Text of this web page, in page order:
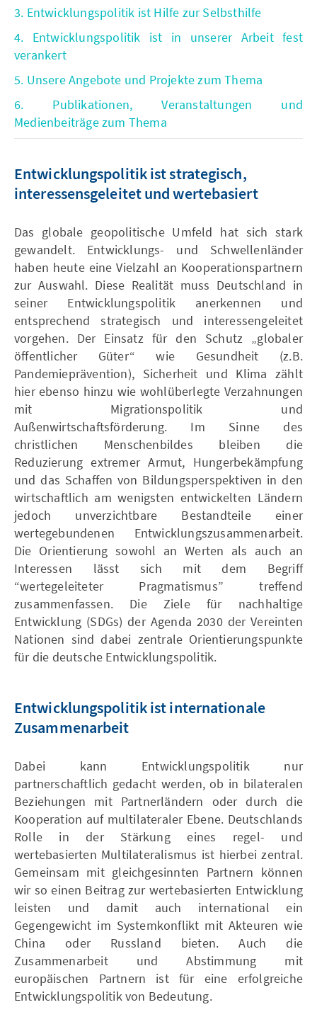
3. Entwicklungspolitik ist Hilfe zur Selbsthilfe
4. Entwicklungspolitik ist in unserer Arbeit fest
verankert
5. Unsere Angebote und Projekte zum Thema
6. Publikationen, Veranstaltungen und
Medienbeiträge zum Thema
Entwicklungspolitik ist strategisch,
interessensgeleitet und wertebasiert
Das globale geopolitische Umfeld hat sich stark
gewandelt. Entwicklungs- und Schwellenländer
haben heute eine Vielzahl an Kooperationspartnern
zur Auswahl. Diese Realität muss Deutschland in
seiner Entwicklungspolitik anerkennen und
entsprechend strategisch und interessengeleitet
vorgehen. Der Einsatz für den Schutz „globaler
öffentlicher Güter“ wie Gesundheit (z.B.
Pandemieprävention), Sicherheit und Klima zählt
hier ebenso hinzu wie wohlüberlegte Verzahnungen
mit Migrationspolitik und
Außenwirtschaftsförderung. Im Sinne des
christlichen Menschenbildes bleiben die
Reduzierung extremer Armut, Hungerbekämpfung
und das Schaffen von Bildungsperspektiven in den
wirtschaftlich am wenigsten entwickelten Ländern
jedoch unverzichtbare Bestandteile einer
wertegebundenen Entwicklungszusammenarbeit.
Die Orientierung sowohl an Werten als auch an
Interessen lässt sich mit dem Begriff
“wertegeleiteter Pragmatismus” treffend
zusammenfassen. Die Ziele für nachhaltige
Entwicklung (SDGs) der Agenda 2030 der Vereinten
Nationen sind dabei zentrale Orientierungspunkte
für die deutsche Entwicklungspolitik.
Entwicklungspolitik ist internationale
Zusammenarbeit
Dabei kann Entwicklungspolitik nur
partnerschaftlich gedacht werden, ob in bilateralen
Beziehungen mit Partnerländern oder durch die
Kooperation auf multilateraler Ebene. Deutschlands
Rolle in der Stärkung eines regel- und
wertebasierten Multilateralismus ist hierbei zentral.
Gemeinsam mit gleichgesinnten Partnern können
wir so einen Beitrag zur wertebasierten Entwicklung
leisten und damit auch international ein
Gegengewicht im Systemkonflikt mit Akteuren wie
China oder Russland bieten. Auch die
Zusammenarbeit und Abstimmung mit
europäischen Partnern ist für eine erfolgreiche
Entwicklungspolitik von Bedeutung.